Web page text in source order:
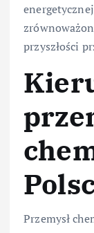
przyszłości
Przemysł